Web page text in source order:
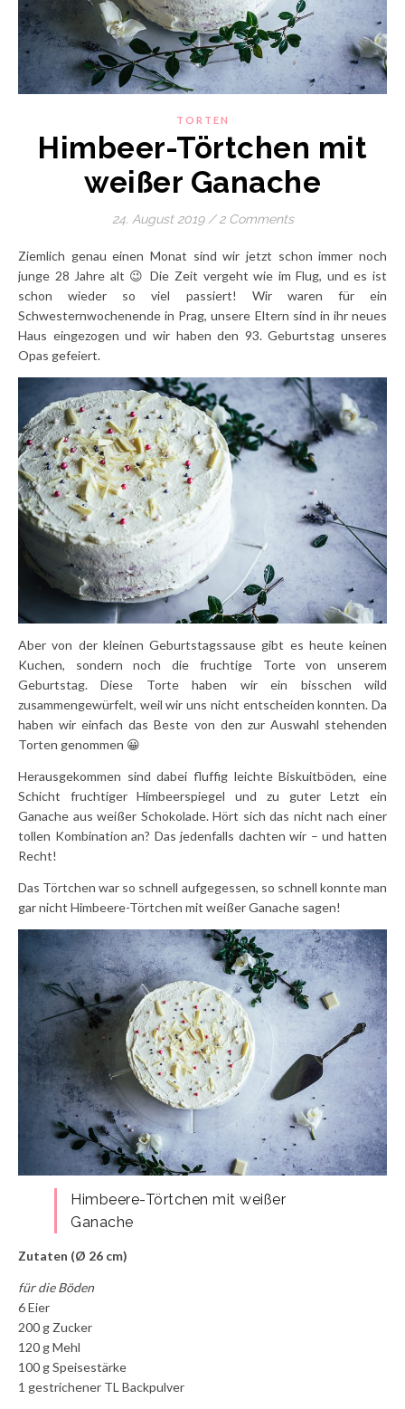
TORTEN
Himbeer-Törtchen mit
weißer Ganache
24. August 2019 / 2 Comments
Ziemlich genau einen Monat sind wir jetzt schon immer noch
junge 28 Jahre alt 😉 Die Zeit vergeht wie im Flug, und es ist
schon wieder so viel passiert! Wir waren für ein
Schwesternwochenende in Prag, unsere Eltern sind in ihr neues
Haus eingezogen und wir haben den 93. Geburtstag unseres
Opas gefeiert.
Aber von der kleinen Geburtstagssause gibt es heute keinen
Kuchen, sondern noch die fruchtige Torte von unserem
Geburtstag. Diese Torte haben wir ein bisschen wild
zusammengewürfelt, weil wir uns nicht entscheiden konnten. Da
haben wir einfach das Beste von den zur Auswahl stehenden
Torten genommen 😀
Herausgekommen sind dabei fluffig leichte Biskuitböden, eine
Schicht fruchtiger Himbeerspiegel und zu guter Letzt ein
Ganache aus weißer Schokolade. Hört sich das nicht nach einer
tollen Kombination an? Das jedenfalls dachten wir – und hatten
Recht!
Das Törtchen war so schnell aufgegessen, so schnell konnte man
gar nicht Himbeere-Törtchen mit weißer Ganache sagen!
Himbeere-Törtchen mit weißer
Ganache
Zutaten (Ø 26 cm)
für die Böden
6 Eier
200 g Zucker
120 g Mehl
100 g Speisestärke
1 gestrichener TL Backpulver